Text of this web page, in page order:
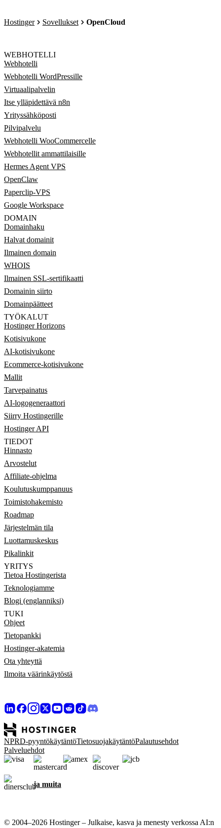
Hostinger Sovellukset OpenCloud
WEBHOTELLI
Webhotelli
Webhotelli WordPressille
Virtuaalipalvelin
Itse ylläpidettävä n8n
Yrityssähköposti
Pilvipalvelu
Webhotelli WooCommercelle
Webhotellit ammattilaisille
Hermes Agent VPS
OpenClaw
Paperclip-VPS
Google Workspace
DOMAIN
Domainhaku
Halvat domainit
Ilmainen domain
WHOIS
Ilmainen SSL-sertifikaatti
Domainin siirto
Domainpäätteet
TYÖKALUT
Hostinger Horizons
Kotisivukone
AI-kotisivukone
Ecommerce-kotisivukone
Mallit
Tarvepainatus
AI-logogeneraattori
Siirry Hostingerille
Hostinger API
TIEDOT
Hinnasto
Arvostelut
Affiliate-ohjelma
Koulutuskumppanuus
Toimistohakemisto
Roadmap
Järjestelmän tila
Luottamuskeskus
Pikalinkit
YRITYS
Tietoa Hostingerista
Teknologiamme
Blogi (englanniksi)
TUKI
Ohjeet
Tietopankki
Hostinger-akatemia
Ota yhteyttä
Ilmoita väärinkäytöstä
NPRD-pyyntökäytäntöTietosuojakäytäntöPalautusehdot
Palveluehdot
ja muita
© 2004–2026 Hostinger – Julkaise, kasva ja menesty verkossa AI:n